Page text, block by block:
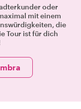
oder
mit einem
die
Tour ist für dich